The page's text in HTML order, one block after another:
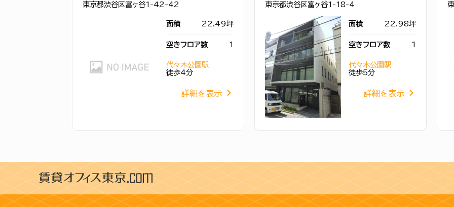
東京都渋谷区富ヶ谷1-42-42
面積 22.49坪
空きフロア数 1
代々木公園駅
徒歩4分
詳細を表示
東京都渋谷区富ヶ谷1-18-4
面積 22.98坪
空きフロア数 1
代々木公園駅
徒歩5分
詳細を表示